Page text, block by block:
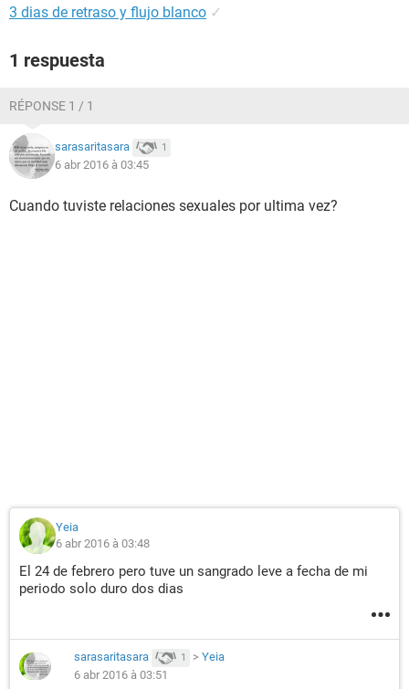
3 dias de retraso y flujo blanco ✓
1 respuesta
RÉPONSE 1 / 1
sarasaritasara 1
6 abr 2016 à 03:45
Cuando tuviste relaciones sexuales por ultima vez?
Yeia
6 abr 2016 à 03:48
El 24 de febrero pero tuve un sangrado leve a fecha de mi
periodo solo duro dos dias
sarasaritasara 1 > Yeia
6 abr 2016 à 03:51